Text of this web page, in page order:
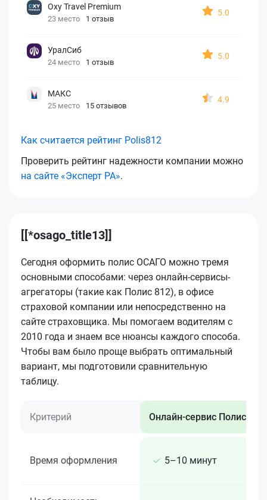
Oxy Travel Premium
23 место 1 отзыв
5.0
УралСиб
24 место 1 отзыв
5.0
МАКС
25 место 15 отзывов
4.9
Как считается рейтинг Polis812
Проверить рейтинг надежности компании можно
на сайте «Эксперт РА».
[[*osago_title13]]
Сегодня оформить полис ОСАГО можно тремя
основными способами: через онлайн-сервисы-
агрегаторы (такие как Полис 812), в офисе
страховой компании или непосредственно на
сайте страховщика. Мы помогаем водителям с
2010 года и знаем все нюансы каждого способа.
Чтобы вам было проще выбрать оптимальный
вариант, мы подготовили сравнительную
таблицу.
Критерий Онлайн-сервис Полис 812
Время оформления 5–10 минут